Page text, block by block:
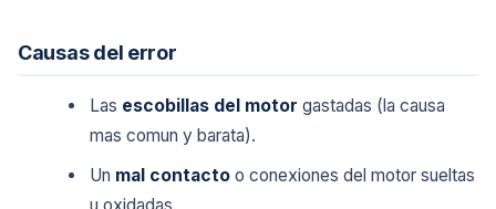
Causas del error
Las escobillas del motor gastadas (la causa
mas comun y barata).
Un mal contacto o conexiones del motor sueltas